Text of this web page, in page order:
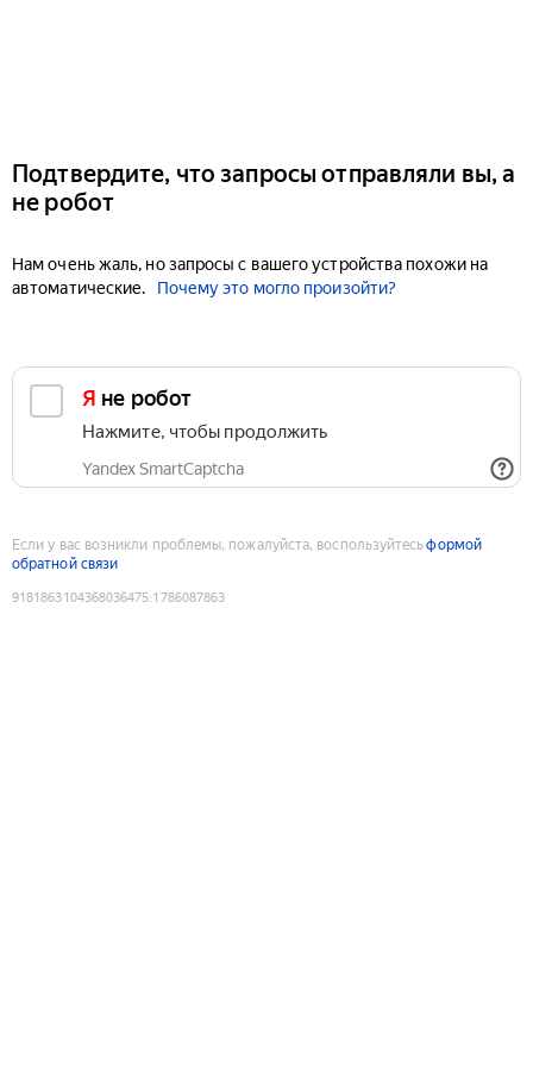
Подтвердите, что запросы отправляли вы, а
не робот
Нам очень жаль, но запросы с вашего устройства похожи на
автоматические.
Почему это могло произойти?
Я не робот
Нажмите, чтобы продолжить
Yandex SmartCaptcha
Если у вас возникли проблемы, пожалуйста, воспользуйтесьформой
обратной связи
9181863104368036475:1786087863